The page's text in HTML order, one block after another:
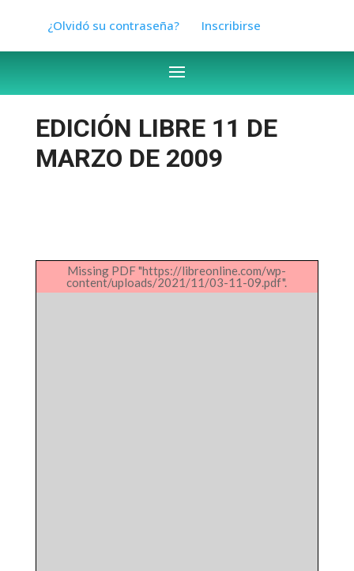
¿Olvidó su contraseña? Inscribirse
EDICIÓN LIBRE 11 DE
MARZO DE 2009
Missing PDF "https://libreonline.com/wp-
content/uploads/2021/11/03-11-09.pdf".